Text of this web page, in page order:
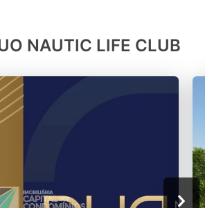
NAUTIC LIFE CLUB